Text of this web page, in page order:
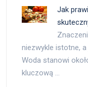
Jak
niezwykle istotne,
Woda stanowi
kluczową …